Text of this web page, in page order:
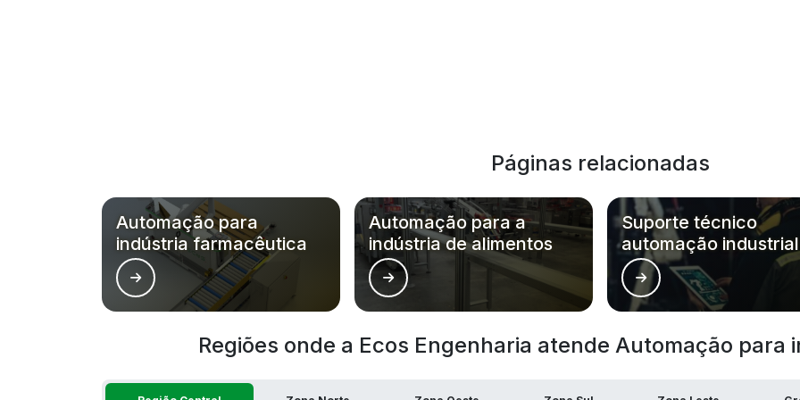
Páginas relacionadas
Automação para
indústria farmacêutica
Automação para a
indústria de alimentos
Suporte técnico
automação industrial
Regiões onde a Ecos Engenharia atende Automação para